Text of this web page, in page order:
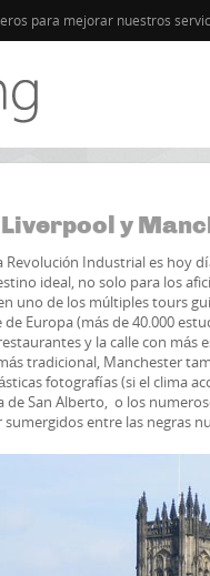
para mejorar nuestros
y
Revolución Industrial es hoy
ideal, no solo para los
uno de los múltiples tours
Europa (más de 40.000
y la calle con
tradicional, Manchester
fotografías (si el clima
de San Alberto, o los
entre las negras